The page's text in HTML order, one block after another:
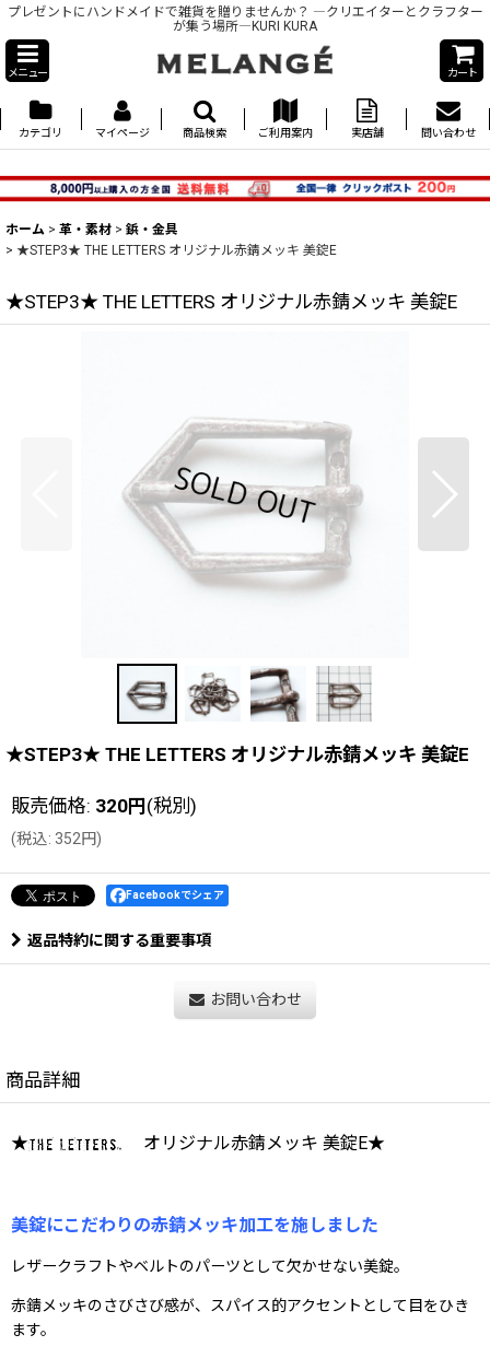
プレゼントにハンドメイドで雑貨を贈りませんか？ ―クリエイターとクラフター
が集う場所―KURI KURA
メニュー カート
カテゴリ マイページ 商品検索 ご利用案内 実店舗 問い合わせ
ホーム > 革・素材 > 鋲・金具
> ★STEP3★ THE LETTERS オリジナル赤錆メッキ 美錠E
★STEP3★ THE LETTERS オリジナル赤錆メッキ 美錠E
★STEP3★ THE LETTERS オリジナル赤錆メッキ 美錠E
販売価格: 320円(税別)
(税込: 352円)
Facebookでシェア
返品特約に関する重要事項
お問い合わせ
商品詳細
★ オリジナル赤錆メッキ 美錠E★
美錠にこだわりの赤錆メッキ加工を施しました
レザークラフトやベルトのパーツとして欠かせない美錠。
赤錆メッキのさびさび感が、スパイス的アクセントとして目をひき
ます。